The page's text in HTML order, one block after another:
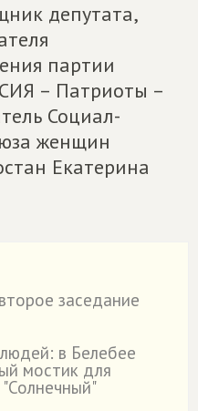
депутата,
партии
– Патриоты –
Социал-
женщин
Екатерина
заседание
в Белебее
мостик для